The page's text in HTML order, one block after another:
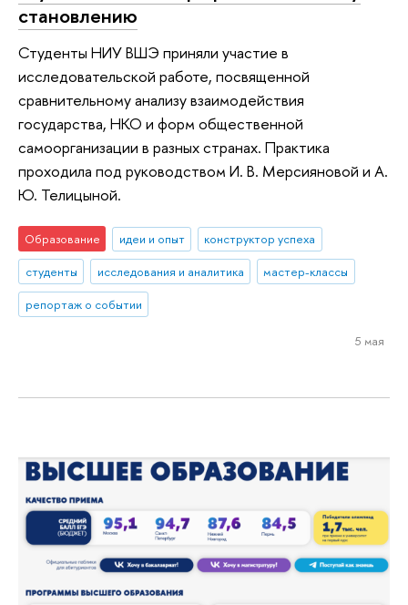
становлению
Студенты НИУ ВШЭ приняли участие в
исследовательской работе, посвященной
сравнительному анализу взаимодействия
государства, НКО и форм общественной
самоорганизации в разных странах. Практика
проходила под руководством И. В. Мерсияновой и А.
Ю. Телицыной.
Образование идеи и опыт
конструктор успеха
студенты
исследования и аналитика
мастер-классы
репортаж о событии
5 мая